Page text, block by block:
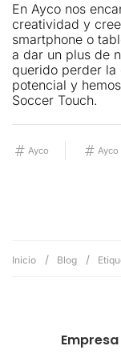
En Ayco nos
creatividad y
smartphone o
a dar un plus de
querido perder la
potencial y
Soccer Touch.
Ayco Ayco
Inicio Blog
Empresa